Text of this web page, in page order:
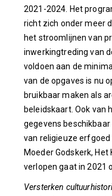
2021-2024. Het
richt zich onder meer
het stroomlijnen van
inwerkingtreding van
voldoen aan de
van de opgaves is nu
bruikbaar maken als
beleidskaart. Ook van
gegevens
van religieuze
Moeder Godskerk,
verlopen gaat in 2021
Versterken